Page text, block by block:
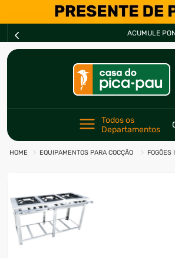
Todos os
Departamentos
EQUIPAMENTOS PARA COCÇÃO FOGÕES